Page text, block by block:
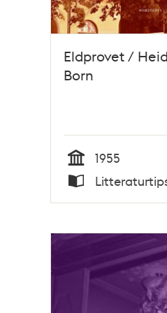
Eldprovet /
Born
Tid
1955
Typ